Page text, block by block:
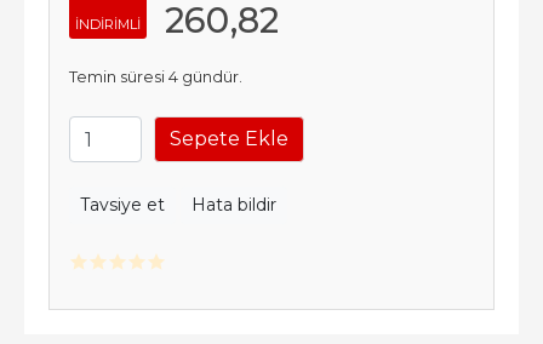
INDIRIMLI 260,82
Temin süresi 4 gündür.
Sepete Ekle
Tavsiye et Hata bildir